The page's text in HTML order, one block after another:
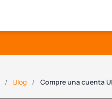
Blog Compre una cuenta